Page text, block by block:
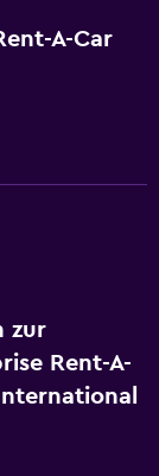
A-Car
zur
Rent-A-